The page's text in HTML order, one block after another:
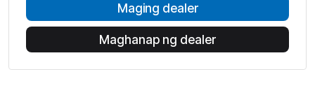
Maging dealer
Maghanap ng dealer